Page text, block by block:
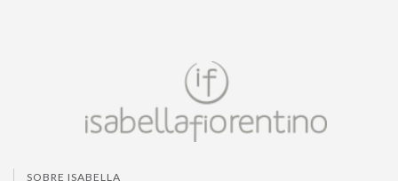
SOBRE ISABELLA